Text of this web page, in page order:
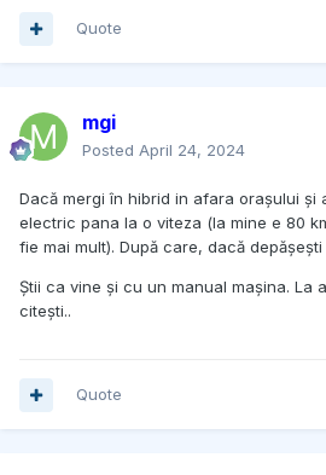
Quote
mgi
Posted April 24, 2024
Dacă mergi în hibrid in afara orașului și
electric pana la o viteza (la mine e 80
fie mai mult). După care, dacă
Știi ca vine și cu un manual mașina. La
citești..
Quote